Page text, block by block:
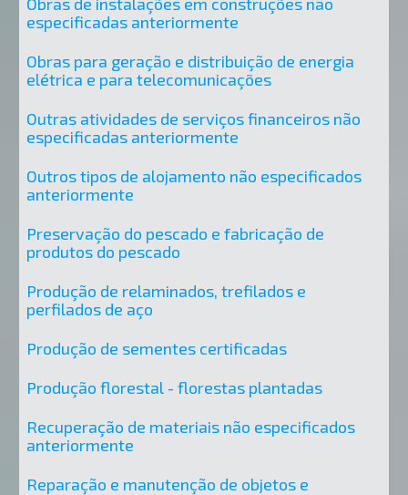
especificadas anteriormente
Obras para geração e distribuição de energia
elétrica e para telecomunicações
Outras atividades de serviços financeiros não
especificadas anteriormente
Outros tipos de alojamento não especificados
anteriormente
Preservação do pescado e fabricação de
produtos do pescado
Produção de relaminados, trefilados e
perfilados de aço
Produção de sementes certificadas
Produção florestal - florestas plantadas
Recuperação de materiais não especificados
anteriormente
Reparação e manutenção de objetos e